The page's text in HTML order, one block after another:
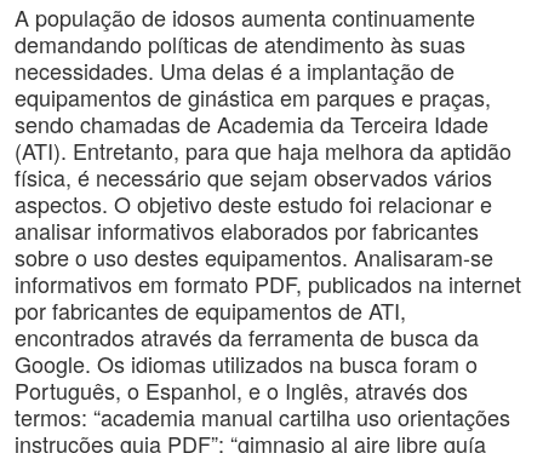
A população de idosos aumenta continuamente
demandando políticas de atendimento às suas
necessidades. Uma delas é a implantação de
equipamentos de ginástica em parques e praças,
sendo chamadas de Academia da Terceira Idade
(ATI). Entretanto, para que haja melhora da aptidão
física, é necessário que sejam observados vários
aspectos. O objetivo deste estudo foi relacionar e
analisar informativos elaborados por fabricantes
sobre o uso destes equipamentos. Analisaram-se
informativos em formato PDF, publicados na internet
por fabricantes de equipamentos de ATI,
encontrados através da ferramenta de busca da
Google. Os idiomas utilizados na busca foram o
Português, o Espanhol, e o Inglês, através dos
termos: “academia manual cartilha uso orientações
instruções guia PDF”; “gimnasio al aire libre guía